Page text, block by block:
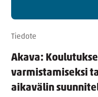
Tiedote
Akava:
varmistamiseksi
aikavälin